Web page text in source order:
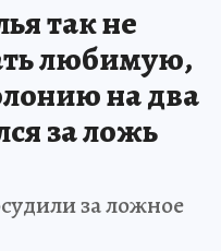
так не
любимую,
на два
за ложь
за ложное